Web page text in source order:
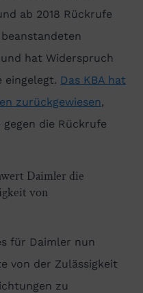
ab 2018 Rückrufe
hat Widerspruch
eingelegt. Das KBA hat
zurückgewiesen,
die Rückrufe
Daimler die
von
für Daimler nun
von der Zulässigkeit
zu